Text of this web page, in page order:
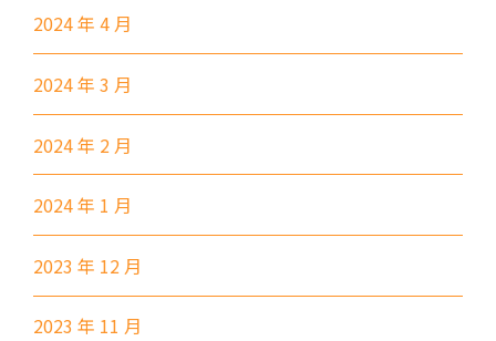
港鐵
巴士
30, 31M, 32M, 33A, 36A, 36M,
46P, 46X, 47X, 57M, 58M, 58P,
小巴
406A
2024 年 4 月
2024 年 3 月
2024 年 2 月
2024 年 1 月
2023 年 12 月
2023 年 11 月